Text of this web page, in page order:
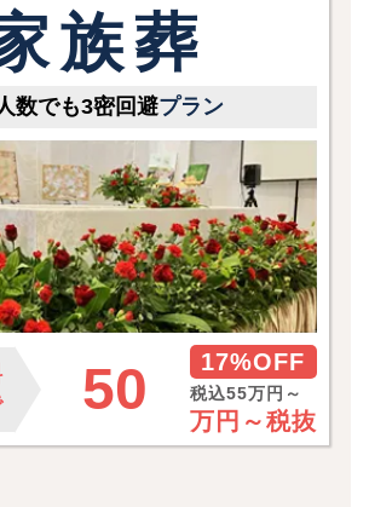
族葬
数でも3密回避プラン
50 17%OFF
税込55万円～
万円～税抜